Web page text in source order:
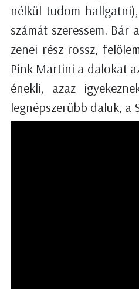
nélkül tudom
számát szeressem.
zenei rész rossz,
Pink Martini a dalokat
énekli, azaz
legnépszerűbb daluk, a